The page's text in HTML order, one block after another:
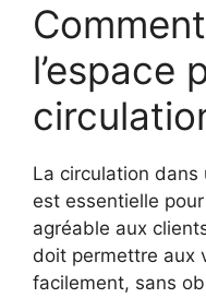
l’espace
La circulation
est essentielle
agréable aux
doit permettre aux
facilement, sans